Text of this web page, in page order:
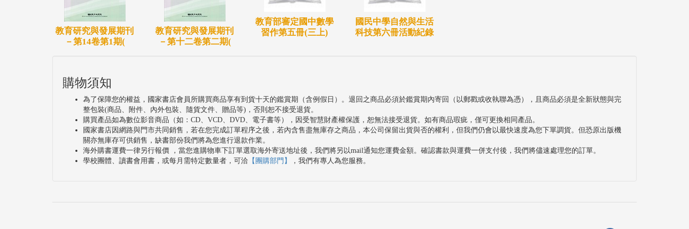
教育研究與發展期刊
－第14卷第1期(
教育研究與發展期刊
－第十二卷第二期(
教育部審定國中數學
習作第五冊(三上)
國民中學自然與生活
科技第六冊活動紀錄
購物須知
為了保障您的權益，國家書店會員所購買商品享有到貨十天的鑑賞期（含例假日）。退回之商品必須於鑑賞期內寄回（以郵戳或收執聯為憑），且商品必須是全新狀態與完
整包裝(商品、附件、內外包裝、隨貨文件、贈品等)，否則恕不接受退貨。
購買產品如為數位影音商品（如：CD、VCD、DVD、電子書等），因受智慧財產權保護，恕無法接受退貨。如有商品瑕疵，僅可更換相同產品。
國家書店因網路與門市共同銷售，若在您完成訂單程序之後，若內含售盡無庫存之商品，本公司保留出貨與否的權利，但我們仍會以最快速度為您下單調貨。但恐原出版機
關亦無庫存可供銷售，缺書部份我們將為您進行退款作業。
海外購書運費一律另行報價 ，當您進購物車下訂單選取海外寄送地址後，我們將另以mail通知您運費金額。確認書款與運費一併支付後，我們將儘速處理您的訂單。
學校團體、讀書會用書，或每月需特定數量者，可洽 【團購部門】 ，我們有專人為您服務。